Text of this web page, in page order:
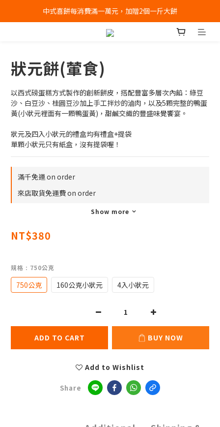
全店消費滿千免運 (不含冰淇淋冷凍宅配)
中式喜餅每消費滿一萬元，加贈2個一斤大餅
全店消費滿千免運 (不含冰淇淋冷凍宅配)
狀元餅(葷食)
以西式磅蛋糕方式製作的創新餅皮，搭配豐富多層次內餡：綠豆
沙、白豆沙、桂圓豆沙加上手工拌炒的滷肉，以及5顆完整的鴨蛋
黃(小狀元裡面有一顆鴨蛋黃)，甜鹹交織的豐盛味覺饗宴。
狀元及四入小狀元的禮盒均有禮盒+提袋
單顆小狀元只有紙盒，沒有提袋喔！
滿千免運 on order
來店取貨免運費 on order
Show more
NT$380
規格 : 750公克
750公克 160公克小狀元 4入小狀元
ADD TO CART BUY NOW
Add to Wishlist
Share